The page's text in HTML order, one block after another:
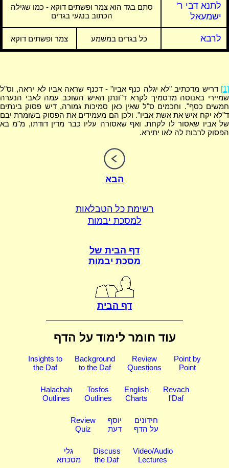
לתנא דבי ר'
ישמעאל
סתם בגד הוא צמר ופשתים דוקא - כמו שגילה
הכתוב בנגעי בגדים
לרבא כל בגדים במשמע צמר ופשתים דוקא
[1]
דריש מדכתיב "לא יגלה כנף אביו" - דכנף שראה אביו לא יראה, וס"ל
שמיירי באנוסה מדסמיך לקרא ד"ונתן האיש השוכב עמה לאבי הנערה
חמשים כסף". וחכמים ס"ל שאין כאן סמיכות גמורה, דיש פסוק בינתים
ד"לא יקח איש את אשת אביו". ולכן הם מעמידים את הפסוק בשומרת יבם
של אביו שאסור לו לקחת. ואף שאסורה עליו כבר מדין דודתו, מ"מ בא
הפסוק לרבות לה לאו יתירא.
הבא
רשימת כל הטבלאות
למסכת יבמות
דף הבית של
מסכת יבמות
דף הבית
עוד חומר לימוד על הדף
Insights to
the Daf
Background
to the Daf
Review
Questions
Point by
Point
Halachah
Outlines
Tosfos
Outlines
English
Charts
Revach
l'Daf
Review
Quiz
יוסף
דעת
חידונים
על הדף
גלי
מסכתא
Discuss
the Daf
Video/Audio
Lectures